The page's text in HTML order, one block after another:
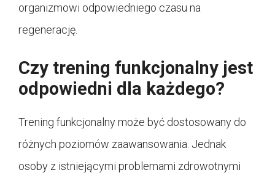
organizmowi odpowiedniego czasu na
regenerację.
Czy trening funkcjonalny jest
odpowiedni dla każdego?
Trening funkcjonalny może być dostosowany do
różnych poziomów zaawansowania. Jednak
osoby z istniejącymi problemami zdrowotnymi